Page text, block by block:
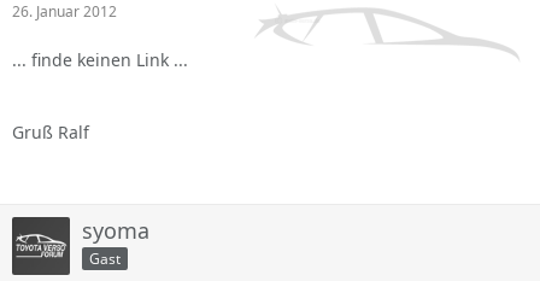
26. Januar 2012
... finde keinen Link ...
Gruß Ralf
syoma
Gast